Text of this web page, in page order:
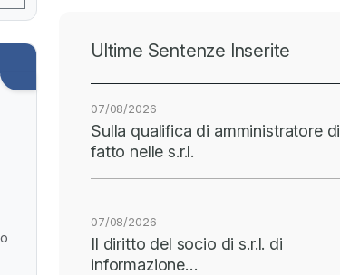
Ultime Sentenze Inserite
07/08/2026
Sulla qualifica di amministratore di
fatto nelle s.r.l.
07/08/2026
Il diritto del socio di s.r.l. di
informazione…